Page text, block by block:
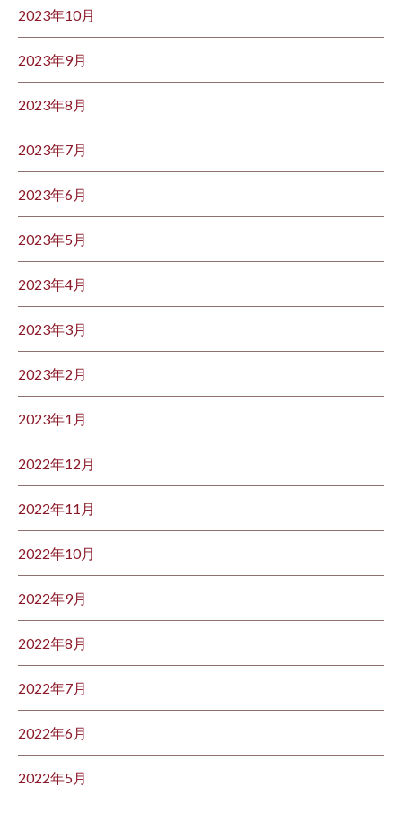
2023年10月
2023年9月
2023年8月
2023年7月
2023年6月
2023年5月
2023年4月
2023年3月
2023年2月
2023年1月
2022年12月
2022年11月
2022年10月
2022年9月
2022年8月
2022年7月
2022年6月
2022年5月